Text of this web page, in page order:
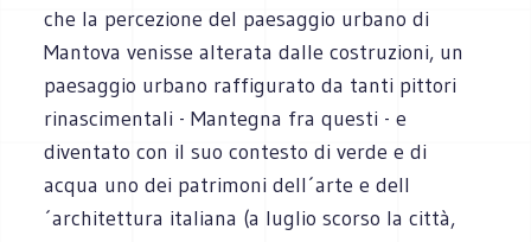
che la percezione del paesaggio urbano di
Mantova venisse alterata dalle costruzioni, un
paesaggio urbano raffigurato da tanti pittori
rinascimentali - Mantegna fra questi - e
diventato con il suo contesto di verde e di
acqua uno dei patrimoni dell´arte e dell
´architettura italiana (a luglio scorso la città,